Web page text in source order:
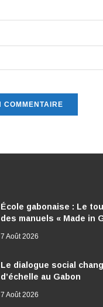
École gabonaise : Le
des manuels « Made in
7 Août 2026
Le dialogue social
d’échelle au Gabon
7 Août 2026